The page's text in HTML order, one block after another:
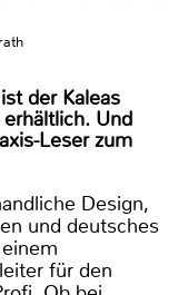
der Kaleas
Und
Leser zum
Design,
und deutsches
für den